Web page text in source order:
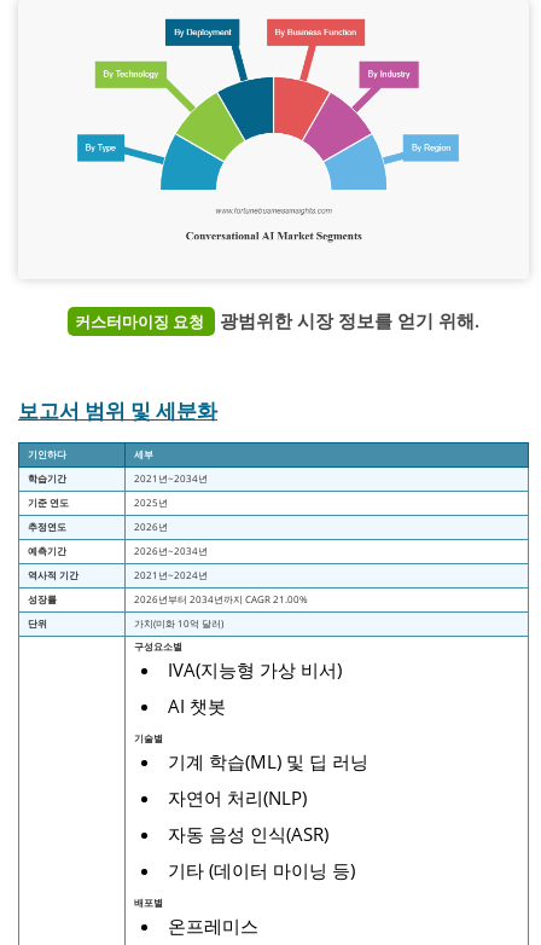
커스터마이징 요청 광범위한 시장 정보를 얻기 위해.
보고서 범위 및 세분화
기인하다
세부
학습기간
2021년~2034년
기준 연도
2025년
추정연도
2026년
예측기간
2026년~2034년
역사적 기간
2021년~2024년
성장률
2026년부터 2034년까지 CAGR 21.00%
단위
가치(미화 10억 달러)
구성요소별
IVA(지능형 가상 비서)
AI 챗봇
기술별
기계 학습(ML) 및 딥 러닝
자연어 처리(NLP)
자동 음성 인식(ASR)
기타 (데이터 마이닝 등)
배포별
온프레미스